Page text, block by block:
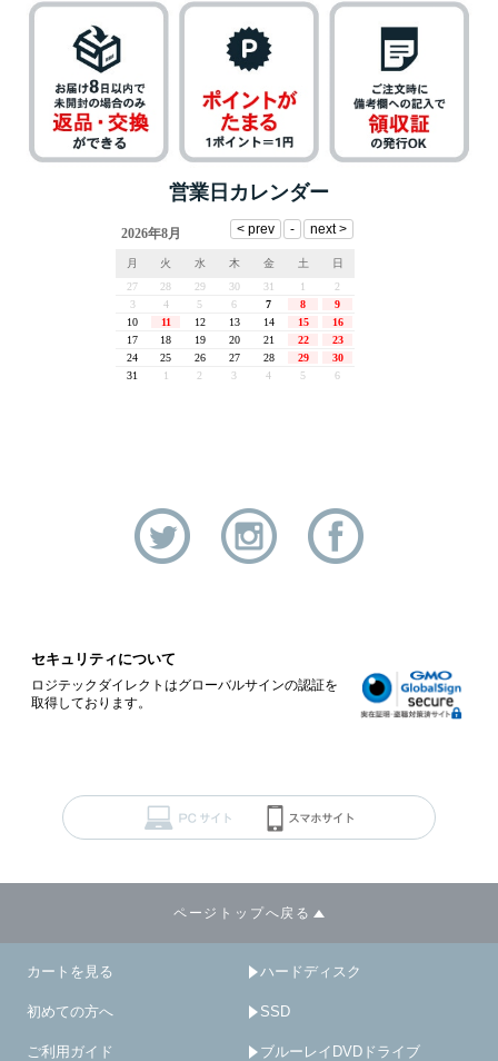
営業日カレンダー
セキュリティについて
ロジテックダイレクトはグローバルサインの認証を
取得しております。
ページトップへ戻る
カートを見る
初めての方へ
ご利用ガイド
ハードディスク
SSD
ブルーレイDVDドライブ